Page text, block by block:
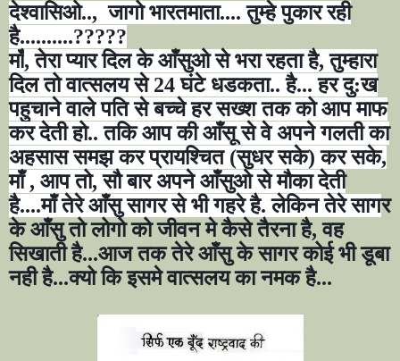
देश्वासिओ.., जागो भारतमाता.... तुम्हे पुकार रही
है..........?????
माँ,तेरा प्यार दिल के आँसुओ से भरा रहता है,तुम्हारा
दिल तो वात्सलय से24घंटे धडकता.. है... हर दु:ख
पहुचाने वाले पति से बच्चे हर सख्श तक को आप माफ
कर देती हो.. तकि आप की आँसू से वे अपने गलती का
अहसास समझ कर प्रायश्चित (सुधर सके) कर सके,
माँ, आप तो,सौ बार अपने आँसुओ से मौका देती
है....माँ तेरे आँसु सागर से भी गहरे है. लेकिन तेरे सागर
के आँसु तो लोगो को जीवन मे कैसे तैरना है,वह
सिखाती है...आज तक तेरे आँसु के सागर कोई भी डूबा
नही है...क्यो कि इसमे वात्सलय का नमक है...